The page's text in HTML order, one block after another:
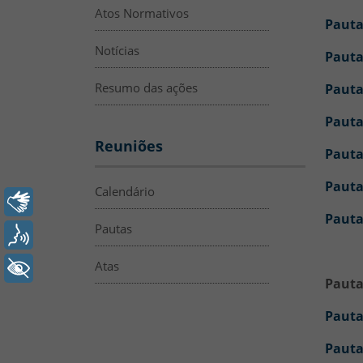
Atos Normativos
Notícias
Resumo das ações
Reuniões
Calendário
Pautas
Atas
+ Acessibilidade